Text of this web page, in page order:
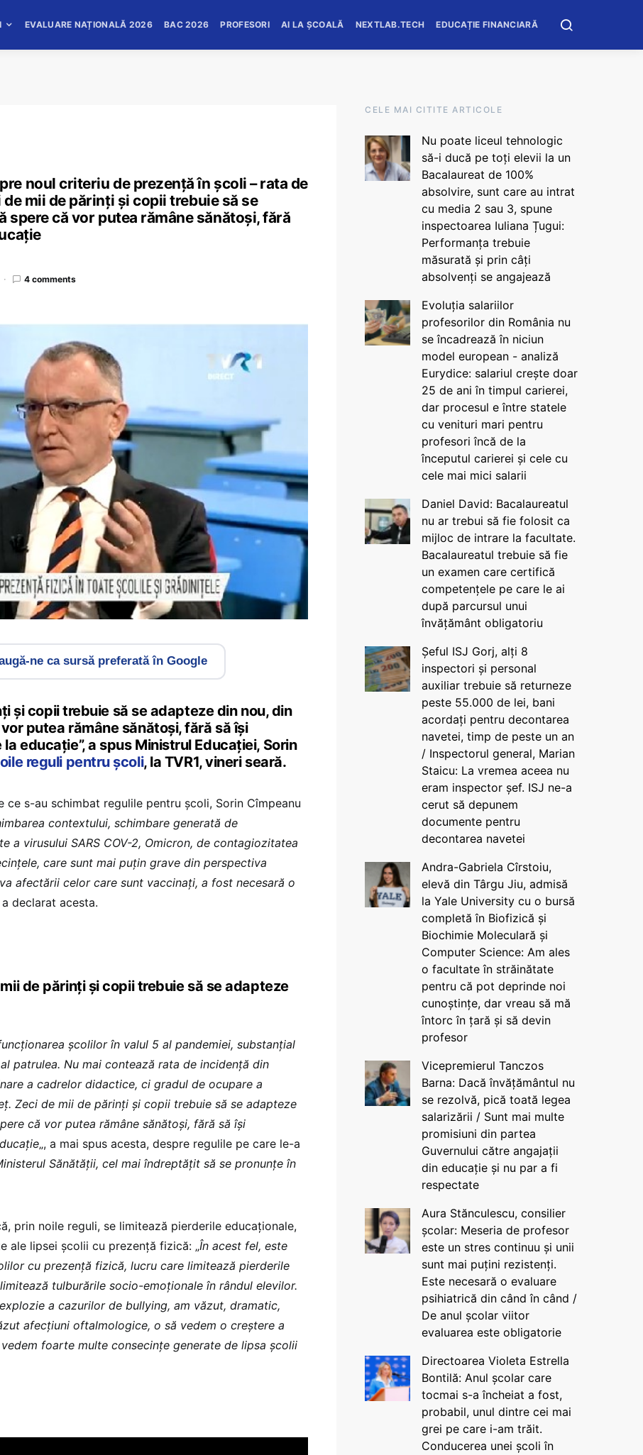
EVALUARE NAȚIONALĂ 2026 BAC 2026 PROFESORI AI LA ȘCOALĂ NEXTLAB.TECH EDUCAȚIE FINANCIARĂ
noul criteriu de prezență în școli – rata de
mii de părinți și copii trebuie să se
spere că vor putea rămâne sănătoși, fără
4 comments
ne ca sursă preferată în Google
și copii trebuie să se adapteze din nou, din
putea rămâne sănătoși, fără să își
educație”, a spus Ministrul Educației, Sorin
reguli pentru școli, la TVR1, vineri seară.
s-au schimbat regulile pentru școli, Sorin Cîmpeanu
contextului, schimbare generată de
a virusului SARS COV-2, Omicron, de contagiozitatea
care sunt mai puțin grave din perspectiva
afectării celor care sunt vaccinați, a fost necesară o
a declarat acesta.
de părinți și copii trebuie să se adapteze
școlilor în valul 5 al pandemiei, substanțial
patrulea. Nu mai contează rata de incidență din
a cadrelor didactice, ci gradul de ocupare a
Zeci de mii de părinți și copii trebuie să se adapteze
că vor putea rămâne sănătoși, fără să își
„, a mai spus acesta, despre regulile pe care le-a
Sănătății, cel mai îndreptățit să se pronunțe în
prin noile reguli, se limitează pierderile educaționale,
ale lipsei școlii cu prezență fizică: „În acest fel, este
cu prezență fizică, lucru care limitează pierderile
tulburările socio-emoționale în rândul elevilor.
a cazurilor de bullying, am văzut, dramatic,
afecțiuni oftalmologice, o să vedem o creștere a
foarte multe consecințe generate de lipsa școlii
CELE MAI CITITE ARTICOLE
Nu poate liceul tehnologic
să-i ducă pe toți elevii la un
Bacalaureat de 100%
absolvire, sunt care au intrat
cu media 2 sau 3, spune
inspectoarea Iuliana Țugui:
Performanța trebuie
măsurată și prin câți
absolvenți se angajează
Evoluția salariilor
profesorilor din România nu
se încadrează în niciun
model european - analiză
Eurydice: salariul crește doar
25 de ani în timpul carierei,
dar procesul e între statele
cu venituri mari pentru
profesori încă de la
începutul carierei și cele cu
cele mai mici salarii
Daniel David: Bacalaureatul
nu ar trebui să fie folosit ca
mijloc de intrare la facultate.
Bacalaureatul trebuie să fie
un examen care certifică
competențele pe care le ai
după parcursul unui
învățământ obligatoriu
Șeful ISJ Gorj, alți 8
inspectori și personal
auxiliar trebuie să returneze
peste 55.000 de lei, bani
acordați pentru decontarea
navetei, timp de peste un an
/ Inspectorul general, Marian
Staicu: La vremea aceea nu
eram inspector șef. ISJ ne-a
cerut să depunem
documente pentru
decontarea navetei
Andra-Gabriela Cîrstoiu,
elevă din Târgu Jiu, admisă
la Yale University cu o bursă
completă în Biofizică și
Biochimie Moleculară și
Computer Science: Am ales
o facultate în străinătate
pentru că pot deprinde noi
cunoștințe, dar vreau să mă
întorc în țară și să devin
profesor
Vicepremierul Tanczos
Barna: Dacă învățământul nu
se rezolvă, pică toată legea
salarizării / Sunt mai multe
promisiuni din partea
Guvernului către angajații
din educație și nu par a fi
respectate
Aura Stănculescu, consilier
școlar: Meseria de profesor
este un stres continuu și unii
sunt mai puțini rezistenți.
Este necesară o evaluare
psihiatrică din când în când /
De anul școlar viitor
evaluarea este obligatorie
Directoarea Violeta Estrella
Bontilă: Anul școlar care
tocmai s-a încheiat a fost,
probabil, unul dintre cei mai
grei pe care i-am trăit.
Conducerea unei școli în